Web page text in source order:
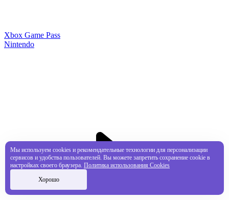
Xbox Game Pass
Nintendo
Мы используем cookies и рекомендательные технологии для персонализации
сервисов и удобства пользователей. Вы можете запретить сохранение cookie в
настройках своего браузера. Политика использования Cookies
Хорошо